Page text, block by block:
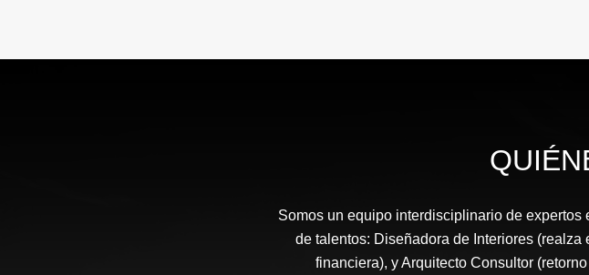
Somos un equipo interdisciplinario de
de talentos: Diseñadora de Interiores
financiera), y Arquitecto Consultor